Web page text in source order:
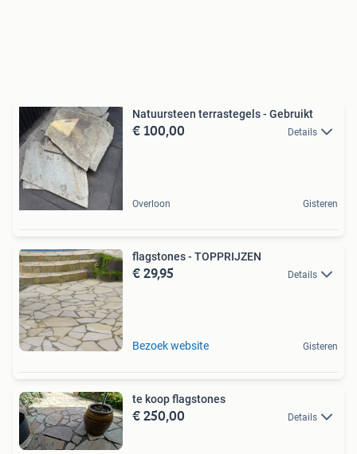
Natuursteen terrastegels - Gebruikt
€ 100,00 Details
Overloon Gisteren
flagstones - TOPPRIJZEN
€ 29,95 Details
Bezoek website Gisteren
te koop flagstones
€ 250,00 Details